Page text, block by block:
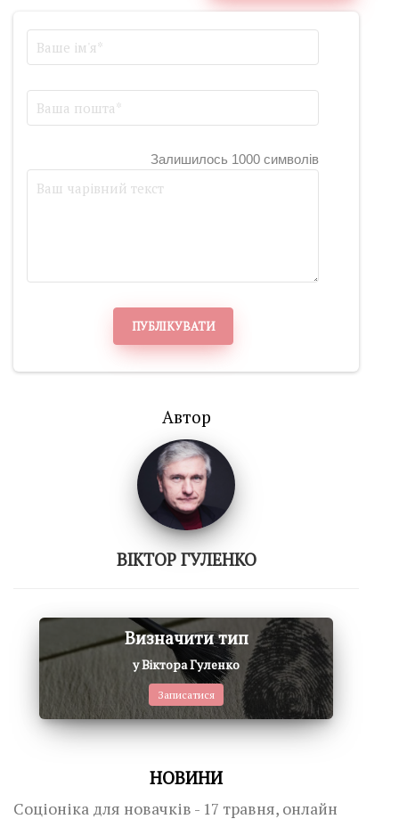
Залишилось 1000 символів
ПУБЛІКУВАТИ
Автор
ВІКТОР ГУЛЕНКО
Визначити тип
у Віктора Гуленко
Записатися
НОВИНИ
Соціоніка для новачків - 17 травня, онлайн